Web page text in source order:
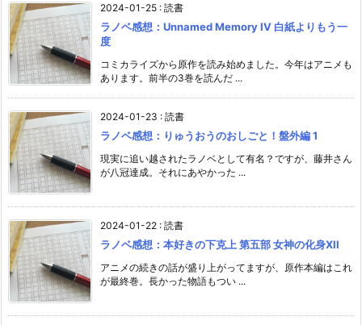
2024-01-25 : 読書
ラノベ感想：Unnamed Memory IV 白紙よりもう一
度
コミカライズから原作を読み始めました。今年はアニメも
あります。前半の3巻を読んだ ...
2024-01-23 : 読書
ラノベ感想：りゅうおうのおしごと！盤外編 1
現実に追い越されたラノベとして有名？ですが、藤井さん
が八冠達成。それにあやかった ...
2024-01-22 : 読書
ラノベ感想：本好きの下克上 第五部 女神の化身XII
アニメの続きの話が盛り上がってますが、原作本編はこれ
が最終巻。長かった物語もつい ...